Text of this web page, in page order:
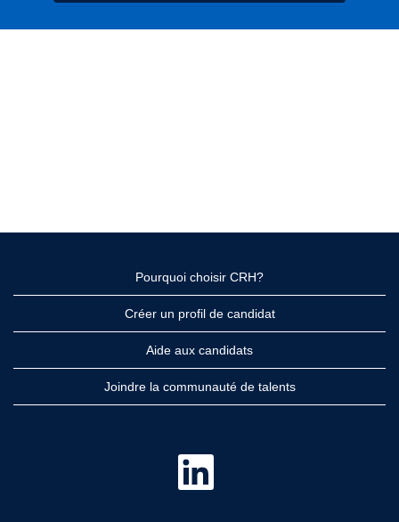
Pourquoi choisir CRH?
Créer un profil de candidat
Aide aux candidats
Joindre la communauté de talents
S
u